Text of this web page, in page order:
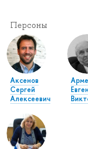
Персоны
Аксенов
Сергей
Алексеевич